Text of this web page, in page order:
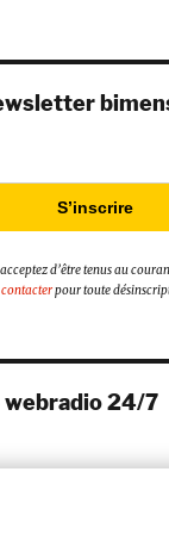
S’inscrire
d’être tenus au
contacterpour toute
webradio 24/7